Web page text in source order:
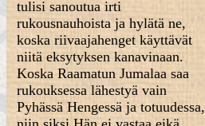
tulisi sanoutua irti
rukousnauhoista ja hylätä ne,
koska riivaajahenget käyttävät
niitä eksytyksen kanavinaan.
Koska Raamatun Jumalaa saa
rukouksessa lähestyä vain
Pyhässä Hengessä ja totuudessa,